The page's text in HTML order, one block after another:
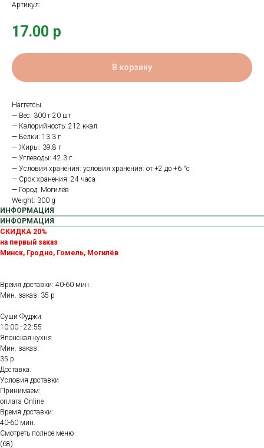
Артикул:
17.00 р
В корзину
Наггетсы.
— Вес: 300 г 20 шт
— Калорийность: 212 ккал
— Белки: 13.3 г
— Жиры: 39.8 г
— Углеводы: 42.3 г
— Условия хранения: условия хранения: от +2 до +6 °с
— Срок хранения: 24 часа
— Город: Могилёв
Weight: 300 g
ИНФОРМАЦИЯ
ИНФОРМАЦИЯ
СКИДКА 20%
на первый заказ
Минск, Гродно, Гомель, Могилёв
Время доставки: 40-60 мин.
Мин. заказ: 35 р
Суши Фуджи
10:00 - 22:55
Японская кухня
Мин. заказ:
35 р
Доставка:
Условия доставки
Принимаем:
оплата Online
Время доставки:
40-60 мин.
Смотреть полное меню
(68)